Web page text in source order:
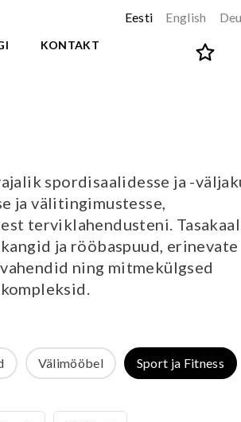
Eesti English
KONTAKT
UUS! PARKUUR
URBAN sari
Spordivahendid
Välitreeningvahendid
TEQ mängulauad
Välijõusaal
spordisaalidesse ja -
ja välitingimustesse,
terviklahendusteni.
ja rööbaspuud, erinevate
ning mitmekülgsed
Välimööbel Sport ja Fitness